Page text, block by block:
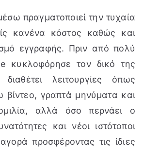
πραγματοποιεί την τυχαία
κανένα κόστος καθώς και
εγγραφής. Πριν από πολύ
κυκλοφόρησε τον δικό της
λειτουργίες όπως
βίντεο, γραπτά μηνύματα και
αλλά όσο περνάει ο
και νέοι ιστότοποι
προσφέροντας τις ίδιες